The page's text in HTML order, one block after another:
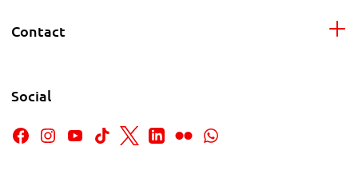
Contact
Social